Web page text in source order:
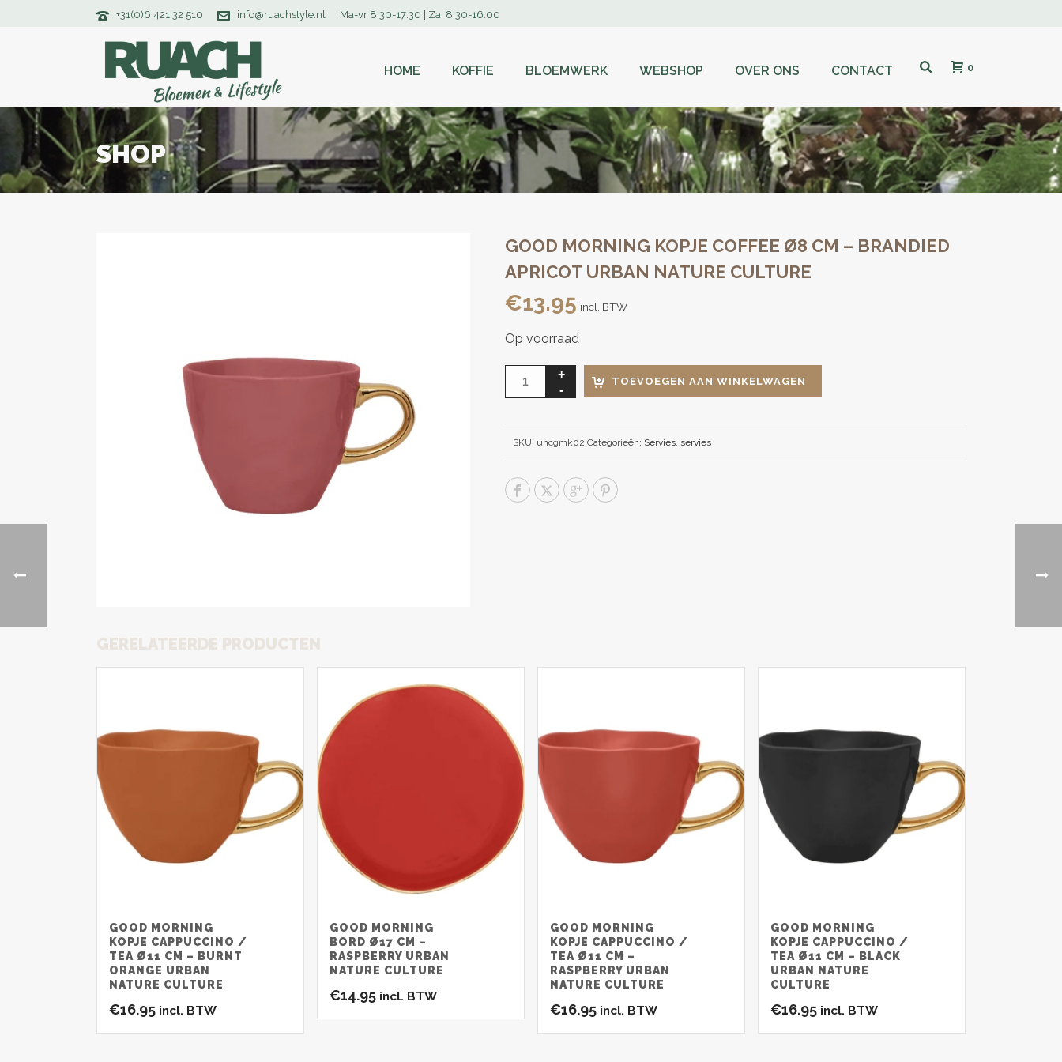
+31(0)6 421 32 510 info@ruachstyle.nl Ma-vr 8:30-17:30 | Za. 8:30-16:00
HOME KOFFIE BLOEMWERK WEBSHOP OVER ONS CONTACT 0
SHOP
GOOD MORNING KOPJE COFFEE Ø8 CM – BRANDIED
APRICOT URBAN NATURE CULTURE
€13.95 incl. BTW
Op voorraad
TOEVOEGEN AAN WINKELWAGEN
SKU: uncgmk02 Categorieën: Servies, servies
GERELATEERDE PRODUCTEN
GOOD MORNING
KOPJE CAPPUCCINO /
TEA Ø11 CM – BURNT
ORANGE URBAN
NATURE CULTURE
€16.95 incl. BTW
GOOD MORNING
BORD Ø17 CM –
RASPBERRY URBAN
NATURE CULTURE
€14.95 incl. BTW
GOOD MORNING
KOPJE CAPPUCCINO /
TEA Ø11 CM –
RASPBERRY URBAN
NATURE CULTURE
€16.95 incl. BTW
GOOD MORNING
KOPJE CAPPUCCINO /
TEA Ø11 CM – BLACK
URBAN NATURE
CULTURE
€16.95 incl. BTW